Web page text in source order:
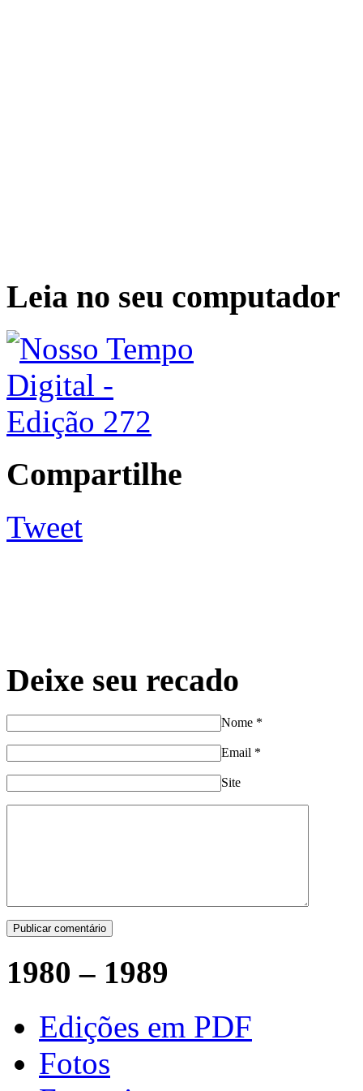
Leia no seu computador
Compartilhe
Tweet
Deixe seu recado
Nome *
Email *
Site
1980 – 1989
Edições em PDF
Fotos